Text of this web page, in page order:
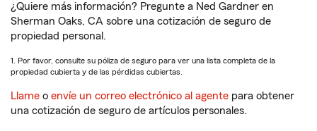
¿Quiere más información? Pregunte a Ned Gardner en
Sherman Oaks, CA sobre una cotización de seguro de
propiedad personal.
1. Por favor, consulte su póliza de seguro para ver una lista completa de la
propiedad cubierta y de las pérdidas cubiertas.
Llame o envíe un correo electrónico al agente para obtener
una cotización de seguro de artículos personales.